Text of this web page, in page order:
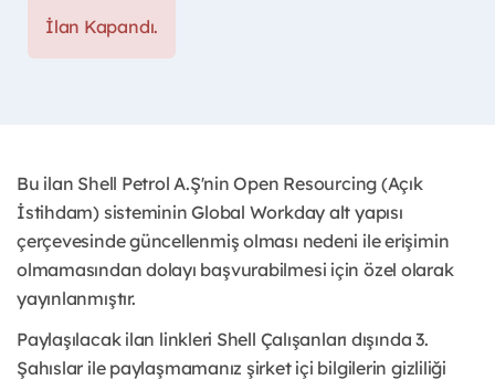
İlan Kapandı.
Bu ilan Shell Petrol A.Ş'nin Open Resourcing (Açık
İstihdam) sisteminin Global Workday alt yapısı
çerçevesinde güncellenmiş olması nedeni ile erişimin
olmamasından dolayı başvurabilmesi için özel olarak
yayınlanmıştır.
Paylaşılacak ilan linkleri Shell Çalışanları dışında 3.
Şahıslar ile paylaşmamanız şirket içi bilgilerin gizliliği